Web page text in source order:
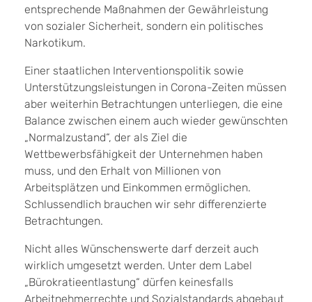
entsprechende Maßnahmen der Gewährleistung
von sozialer Sicherheit, sondern ein politisches
Narkotikum.
Einer staatlichen Interventionspolitik sowie
Unterstützungsleistungen in Corona-Zeiten müssen
aber weiterhin Betrachtungen unterliegen, die eine
Balance zwischen einem auch wieder gewünschten
„Normalzustand“, der als Ziel die
Wettbewerbsfähigkeit der Unternehmen haben
muss, und den Erhalt von Millionen von
Arbeitsplätzen und Einkommen ermöglichen.
Schlussendlich brauchen wir sehr differenzierte
Betrachtungen.
Nicht alles Wünschenswerte darf derzeit auch
wirklich umgesetzt werden. Unter dem Label
„Bürokratieentlastung“ dürfen keinesfalls
Arbeitnehmerrechte und Sozialstandards abgebaut